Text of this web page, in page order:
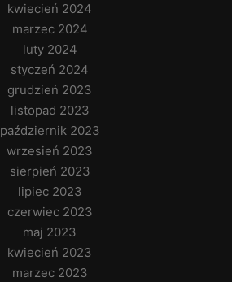
kwiecień 2024
marzec 2024
luty 2024
styczeń 2024
grudzień 2023
listopad 2023
październik 2023
wrzesień 2023
sierpień 2023
lipiec 2023
czerwiec 2023
maj 2023
kwiecień 2023
marzec 2023